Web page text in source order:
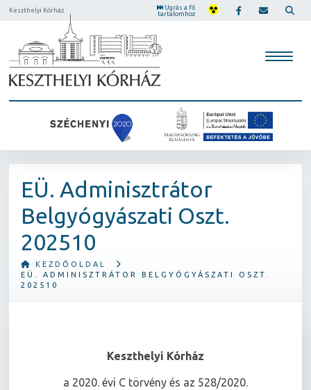
Keszthelyi Kórház
Ugrás a fő
tartalomhoz
EÜ. Adminisztrátor
Belgyógyászati Oszt.
202510
KEZDŐOLDAL
EÜ. ADMINISZTRÁTOR BELGYÓGYÁSZATI OSZT.
202510
Keszthelyi Kórház
a 2020. évi C törvény és az 528/2020.